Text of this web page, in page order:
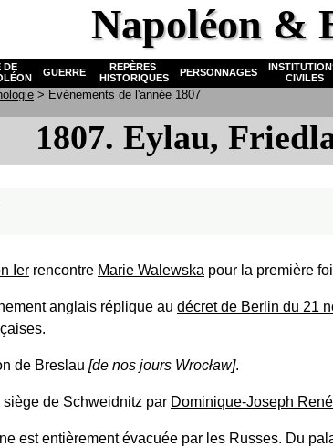
Napoléon &
1807. Eylau,
Ier rencontre Marie Walewska pour la première
anglais réplique au décret de Berlin du 21
de Breslau [de nos jours Wrocław].
siège de Schweidnitz par Dominique-Joseph
est entièrement évacuée par les Russes. Du
DE
GUERRE
REPÈRES
HISTORIQUES
PERSONNAGES
CIVILES
> Evénements de l'année 1807